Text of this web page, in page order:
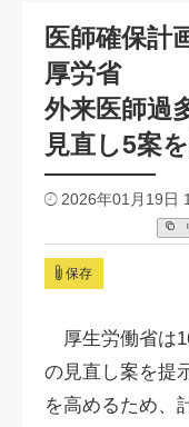
医師確保計
厚労省
外来医師過
見直し5案
2026年01月19日
保存
厚生労働省は
の見直し案を提
を高めるため、